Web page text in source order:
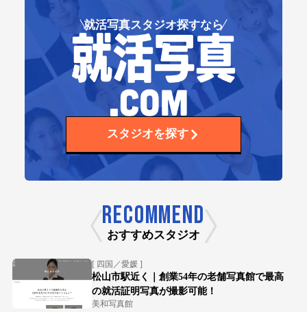
就活写真スタジオ探すなら
スタジオを探す
RECOMMEND
おすすめスタジオ
[ 四国／愛媛 ]
松山市駅近く｜創業54年の老舗写真館で最高
の就活証明写真が撮影可能！
美和写真館